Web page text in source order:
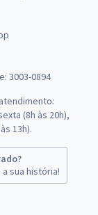
3003-0894
(8h às 20h),
13h).
a sua história!